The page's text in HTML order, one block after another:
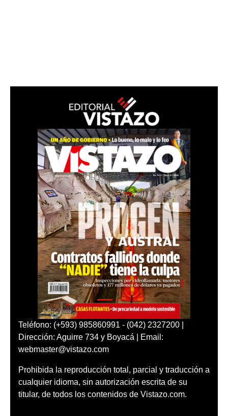
Teléfono: (+593) 985860991 - (042) 2327200 |
Dirección: Aguirre 734 y Boyacá | Email:
webmaster@vistazo.com
Prohibida la reproducción total, parcial y traducción a
cualquier idioma, sin autorización escrita de su
titular, de todos los contenidos de Vistazo.com.